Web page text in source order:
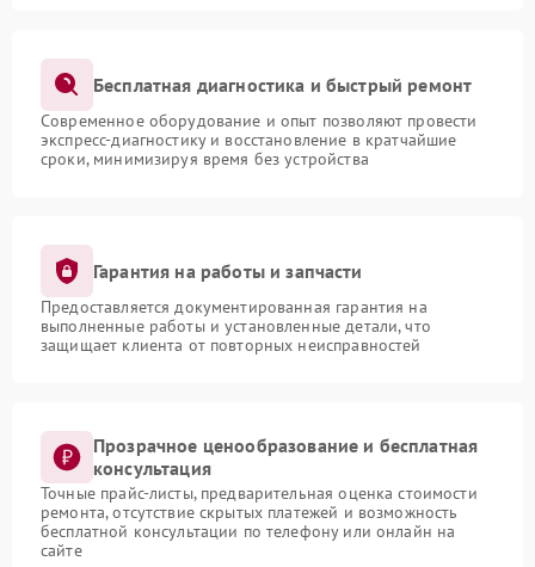
Бесплатная диагностика и быстрый ремонт
Современное оборудование и опыт позволяют провести
экспресс-диагностику и восстановление в кратчайшие
сроки, минимизируя время без устройства
Гарантия на работы и запчасти
Предоставляется документированная гарантия на
выполненные работы и установленные детали, что
защищает клиента от повторных неисправностей
Прозрачное ценообразование и бесплатная
консультация
Точные прайс-листы, предварительная оценка стоимости
ремонта, отсутствие скрытых платежей и возможность
бесплатной консультации по телефону или онлайн на
сайте